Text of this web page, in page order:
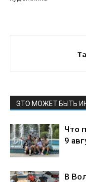
ЭТО МОЖЕТ БЫТЬ
Что
9
В